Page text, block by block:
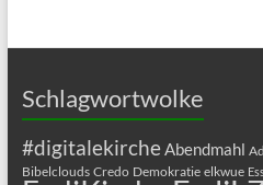
Schlagwortwolke
#digitalekircheAbendmahl
Bibelclouds Credo Demokratie elkwue